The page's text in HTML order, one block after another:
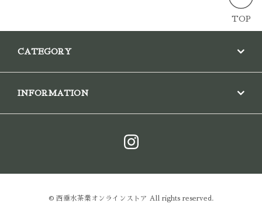
TOP
CATEGORY
INFORMATION
© 西垂水茶業オンラインストア All rights reserved.